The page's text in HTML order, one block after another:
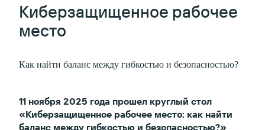
Киберзащищенное рабочее
место
Как найти баланс между гибкостью и безопасностью?
11 ноября 2025 года прошел круглый стол
«Киберзащищенное рабочее место: как найти
баланс между гибкостью и безопасностью?»